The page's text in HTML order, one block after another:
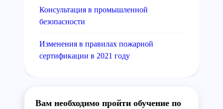
Консультация в промышленной
безопасности
Изменения в правилах пожарной
сертификации в 2021 году
Вам необходимо пройти обучение по